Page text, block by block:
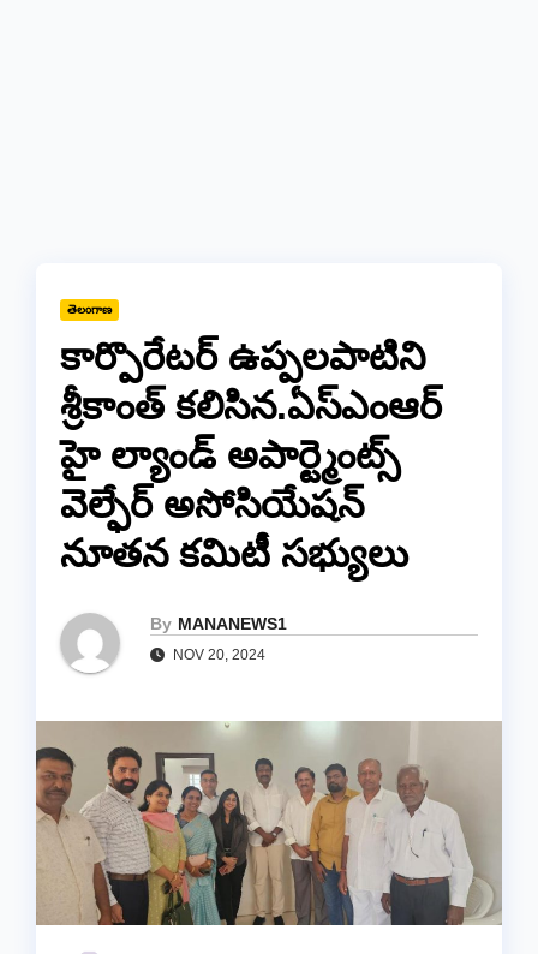
తెలంగాణ
కార్పొరేటర్ ఉప్పలపాటిని
శ్రీకాంత్ కలిసిన.ఏస్ఎంఆర్
హై ల్యాండ్ అపార్ట్మెంట్స్
వెల్ఫేర్ అసోసియేషన్
నూతన కమిటీ సభ్యులు
By MANANEWS1
NOV 20, 2024